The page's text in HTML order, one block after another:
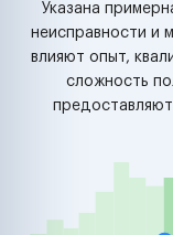
Указана
неисправности и
влияют опыт,
сложность